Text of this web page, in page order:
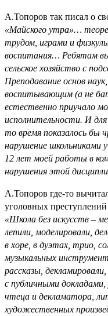
А.Топоров так писал о
«Майского утра»…
трудом, играми и
воспитания… Ребятам
сельское хозяйство с
Преподавание основ
воспитывающим (а не
естественно приучало
исполнительности. И для
то время показалось бы
нарушение школьниками
12 лет моей работы в
нарушения этой
А.Топоров где-то
уголовных
«Школа без искусств –
лепили, моделировали,
в хоре, в дуэтах, трио,
музыкальных
рассказы,
с публичными
чтеца и декламатора,
художественных